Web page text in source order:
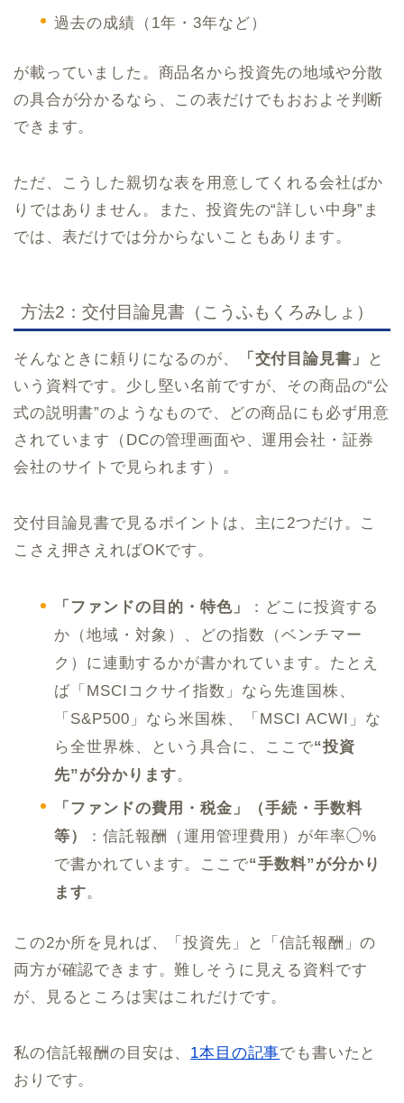
過去の成績（1年・3年など）
が載っていました。商品名から投資先の地域や分散
の具合が分かるなら、この表だけでもおおよそ判断
できます。
ただ、こうした親切な表を用意してくれる会社ばか
りではありません。また、投資先の“詳しい中身”ま
では、表だけでは分からないこともあります。
方法2：交付目論見書（こうふもくろみしょ）
そんなときに頼りになるのが、 「交付目論見書」
と
いう資料です。少し堅い名前ですが、その商品の“公
式の説明書”のようなもので、どの商品にも必ず用意
されています（DCの管理画面や、運用会社・証券
会社のサイトで見られます）。
交付目論見書で見るポイントは、主に2つだけ。こ
こさえ押さえればOKです。
「ファンドの目的・特色」
：どこに投資する
か（地域・対象）、どの指数（ベンチマー
ク）に連動するかが書かれています。たとえ
ば「MSCIコクサイ指数」なら先進国株、
「S&P500」なら米国株、「MSCI ACWI」な
ら全世界株、という具合に、ここで“投資
先”が分かります。
「ファンドの費用・税金」（手続・手数料
等）
：信託報酬（運用管理費用）が年率◯%
で書かれています。ここで“手数料”が分かり
ます。
この2か所を見れば、「投資先」と「信託報酬」の
両方が確認できます。難しそうに見える資料です
が、見るところは実はこれだけです。
私の信託報酬の目安は、 1本目の記事でも書いたと
おりです。